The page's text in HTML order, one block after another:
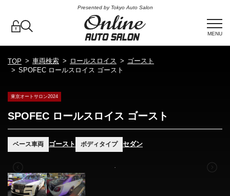
Presented by Tokyo Auto Salon
MENU
TOP 車両検索 ロールスロイス
ゴースト
SPOFEC ロールスロイス ゴースト
東京オートサロン2024
SPOFEC ロールスロイス ゴースト
ベース車両 ゴースト ボディタイプ セダン